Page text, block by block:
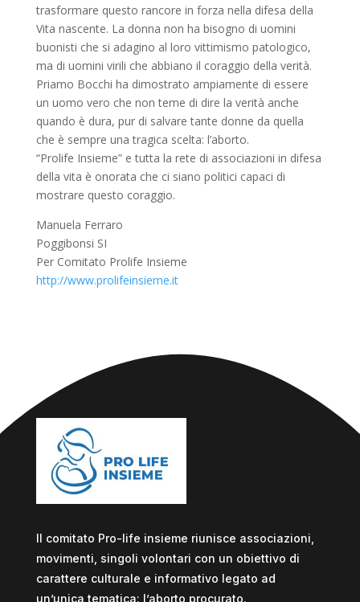
trasformare questo rancore in forza nella difesa della
Vita nascente. La donna non ha bisogno di uomini
buonisti che si adagino al loro vittimismo patologico,
ma di uomini virili che abbiano il coraggio della verità.
Priamo Bocchi ha dimostrato ampiamente di essere
un uomo vero che non teme di dire la verità anche
quando è dura, pur di salvare tante donne da quella
che è sempre una tragica scelta: l’aborto.
“Prolife Insieme” e tutta la rete di associazioni in difesa
della vita è onorata che ci siano politici capaci di
mostrare questo coraggio.
Manuela Ferraro
Poggibonsi SI
Per Comitato Prolife Insieme
http://www.prolifeinsieme.it
Il comitato Pro-life insieme riunisce associazioni,
movimenti, singoli volontari con un obiettivo di
carattere culturale e informativo legato ad
un’unica tematica: l’aborto procurato.